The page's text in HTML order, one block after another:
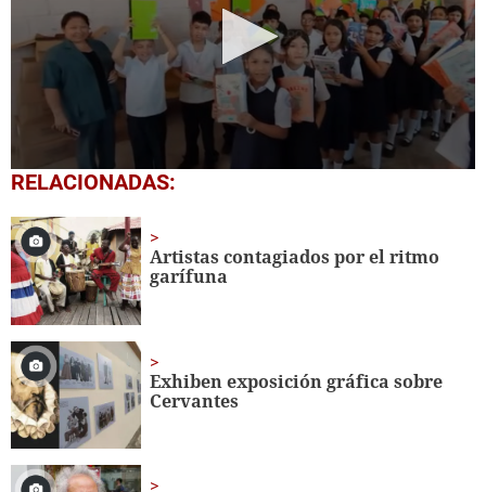
0
seconds
1
minute,
56
seconds
RELACIONADAS:
Artistas contagiados por el ritmo
garífuna
Exhiben exposición gráfica sobre
Cervantes